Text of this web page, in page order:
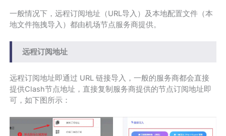
一般情况下，远程订阅地址（URL导入）及本地配置文件（本
地文件拖拽导入）都由机场节点服务商提供。
远程订阅地址
远程订阅地址即通过 URL 链接导入，一般的服务商都会直接
提供Clash节点地址，直接复制服务商提供的节点订阅地址即
可，如下图所示：